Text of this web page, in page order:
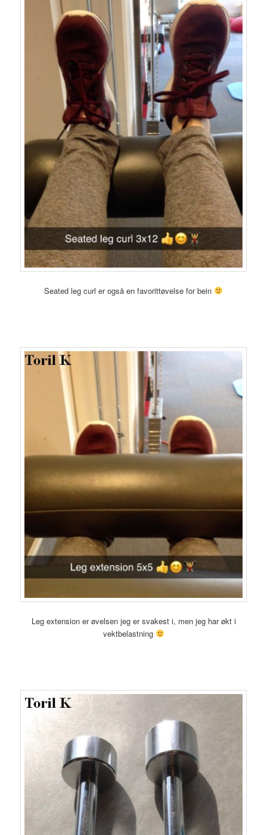
Seated leg curl er også en favorittøvelse for bein
Leg extension er øvelsen jeg er svakest i, men jeg har økt i
vektbelastning